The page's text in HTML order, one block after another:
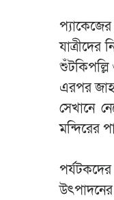
যাত্রীদের
এরপর
সেখানে
মন্দিরের